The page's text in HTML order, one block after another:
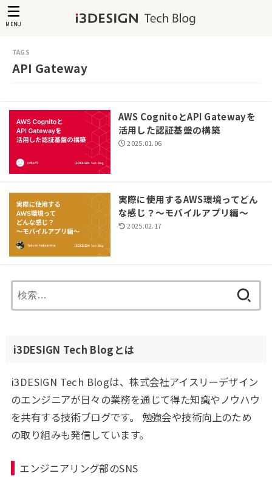
MENU
API Gateway
AWS CognitoとAPI Gatewayを
活用した認証基盤の構築
2025.01.06
実際に使用するAWS環境ってどん
な感じ？〜モバイルアプリ編〜
2025.02.17
索:
i3DESIGN Tech Blogとは
i3DESIGN Tech Blogは、株式会社アイスリーデザイン
のエンジニアが日々の業務を通じて得た知識やノウハウ
を共有する技術ブログです。 勉強会や技術向上のため
の取り組みも発信しています。
エンジニアリング部のSNS